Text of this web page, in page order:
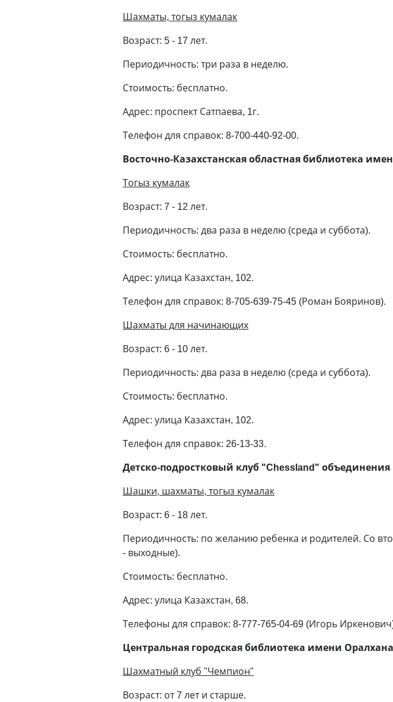
Шахматы, тогыз кумалак
Возраст: 5 - 17 лет.
Периодичность: три раза в неделю.
Стоимость: бесплатно.
Адрес: проспект Сатпаева, 1г.
Телефон для справок: 8-700-440-92-00.
Восточно-Казахстанская областная библиотека
Тогыз кумалак
Возраст: 7 - 12 лет.
Периодичность: два раза в неделю (среда и суббота).
Стоимость: бесплатно.
Адрес: улица Казахстан, 102.
Телефон для справок: 8-705-639-75-45 (Роман Бояринов).
Шахматы для начинающих
Возраст: 6 - 10 лет.
Периодичность: два раза в неделю (среда и суббота).
Стоимость: бесплатно.
Адрес: улица Казахстан, 102.
Телефон для справок: 26-13-33.
Детско-подростковый клуб "Chessland"
Шашки, шахматы, тогыз кумалак
Возраст: 6 - 18 лет.
Периодичность: по желанию ребенка и родителей. Со
- выходные).
Стоимость: бесплатно.
Адрес: улица Казахстан, 68.
Телефоны для справок: 8-777-765-04-69 (Игорь
Центральная городская библиотека имени
Шахматный клуб "Чемпион"
Возраст: от 7 лет и старше.